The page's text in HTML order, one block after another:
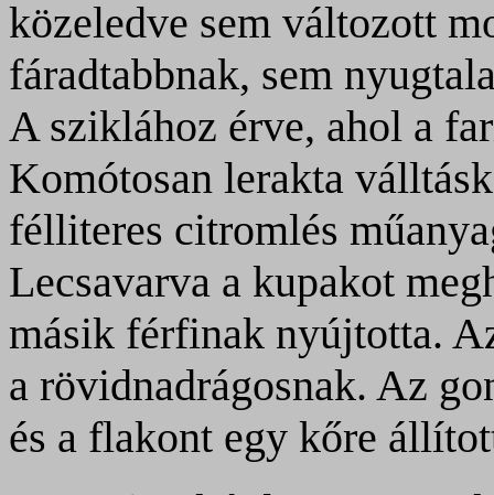
közeledve sem változott
fáradtabbnak, sem
A sziklához érve, ahol a
Komótosan lerakta
félliteres citromlés
Lecsavarva a kupakot
másik férfinak nyújtotta.
a rövidnadrágosnak. Az
és a flakont egy kőre